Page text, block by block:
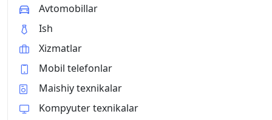
Avtomobillar
Ish
Xizmatlar
Mobil telefonlar
Maishiy texnikalar
Kompyuter texnikalar